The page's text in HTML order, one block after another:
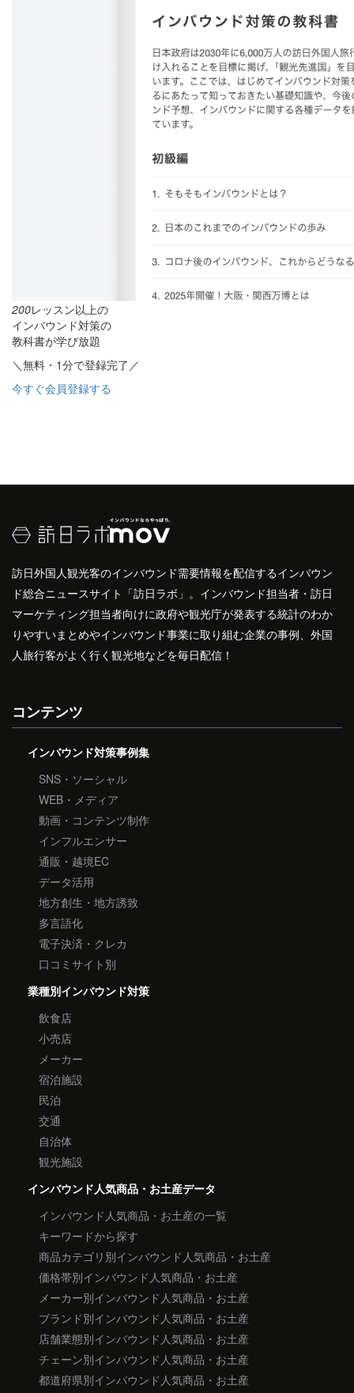
200レッスン以上の
インバウンド対策の
教科書が学び放題
＼無料・1分で登録完了／
今すぐ会員登録する
訪日外国人観光客のインバウンド需要情報を配信するインバウン
ド総合ニュースサイト「訪日ラボ」。インバウンド担当者・訪日
マーケティング担当者向けに政府や観光庁が発表する統計のわか
りやすいまとめやインバウンド事業に取り組む企業の事例、外国
人旅行客がよく行く観光地などを毎日配信！
コンテンツ
インバウンド対策事例集
SNS・ソーシャル
WEB・メディア
動画・コンテンツ制作
インフルエンサー
通販・越境EC
データ活用
地方創生・地方誘致
多言語化
電子決済・クレカ
口コミサイト別
業種別インバウンド対策
飲食店
小売店
メーカー
宿泊施設
民泊
交通
自治体
観光施設
インバウンド人気商品・お土産データ
インバウンド人気商品・お土産の一覧
キーワードから探す
商品カテゴリ別インバウンド人気商品・お土産
価格帯別インバウンド人気商品・お土産
メーカー別インバウンド人気商品・お土産
ブランド別インバウンド人気商品・お土産
店舗業態別インバウンド人気商品・お土産
チェーン別インバウンド人気商品・お土産
都道府県別インバウンド人気商品・お土産